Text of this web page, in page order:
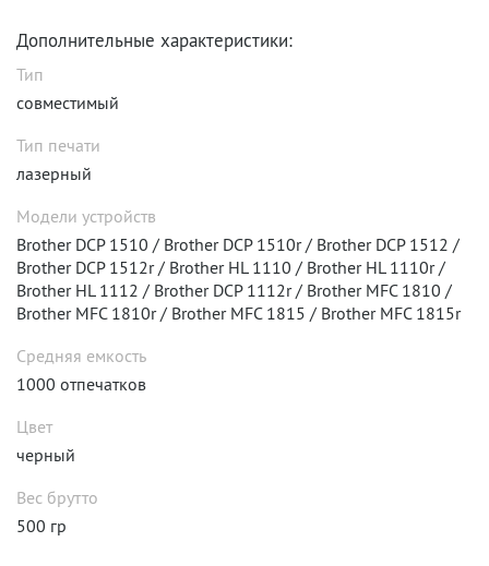
Дополнительные характеристики:
Тип
совместимый
Тип печати
лазерный
Модели устройств
Brother DCP 1510 / Brother DCP 1510r / Brother DCP 1512 /
Brother DCP 1512r / Brother HL 1110 / Brother HL 1110r /
Brother HL 1112 / Brother DCP 1112r / Brother MFC 1810 /
Brother MFC 1810r / Brother MFC 1815 / Brother MFC 1815r
Средняя емкость
1000 отпечатков
Цвет
черный
Вес брутто
500 гр